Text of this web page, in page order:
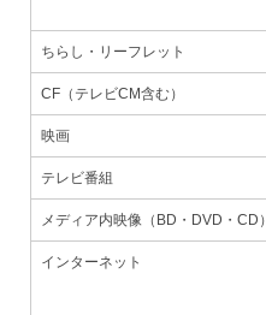
ちらし・リーフレット
CF（テレビCM含む）
映画
テレビ番組
メディア内映像（BD・DVD・CD）
インターネット